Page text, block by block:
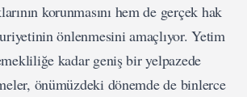
korunmasını hem de gerçek hak
önlenmesini amaçlıyor. Yetim
kadar geniş bir yelpazede
önümüzdeki dönemde de binlerce